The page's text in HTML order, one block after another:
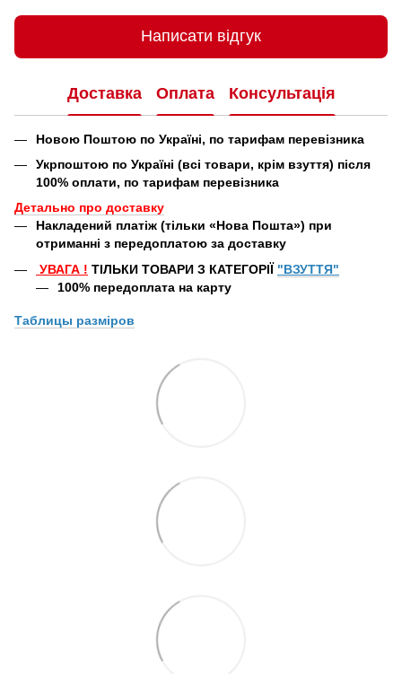
Написати відгук
Доставка Оплата Консультація
Новою Поштою по Україні, по тарифам перевізника
Укрпоштою по Україні (всі товари, крім взуття) після
100% оплати, по тарифам перевізника
Детально про доставку
Накладений платіж (тільки «Нова Пошта») при
отриманні з передоплатою за доставку
УВАГА ! ТІЛЬКИ ТОВАРИ З КАТЕГОРІЇ "ВЗУТТЯ"
100% передоплата на карту
Таблицы разміров